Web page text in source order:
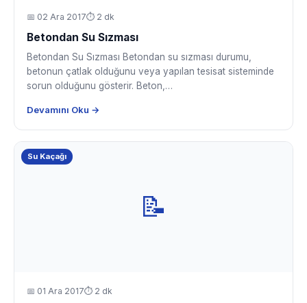
📅 02 Ara 2017⏱ 2 dk
Betondan Su Sızması
Betondan Su Sızması Betondan su sızması durumu,
betonun çatlak olduğunu veya yapılan tesisat sisteminde
sorun olduğunu gösterir. Beton,…
Devamını Oku →
📝
Su Kaçağı
📅 01 Ara 2017⏱ 2 dk